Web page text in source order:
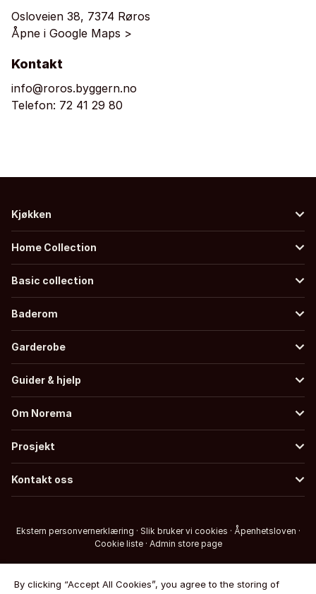
Osloveien 38, 7374 Røros
Åpne i Google Maps >
Kontakt
info@roros.byggern.no
Telefon: 72 41 29 80
Kjøkken
Home Collection
Basic collection
Baderom
Garderobe
Guider & hjelp
Om Norema
Prosjekt
Kontakt oss
Ekstern personvernerklæring · Slik bruker vi cookies · Åpenhetsloven ·
Cookie liste · Admin store page
By clicking “Accept All Cookies”, you agree to the storing of